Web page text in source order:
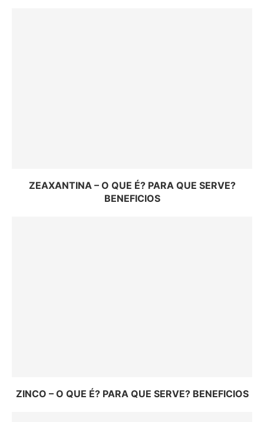
ZEAXANTINA – O QUE É? PARA QUE SERVE?
BENEFICIOS
ZINCO – O QUE É? PARA QUE SERVE? BENEFICIOS